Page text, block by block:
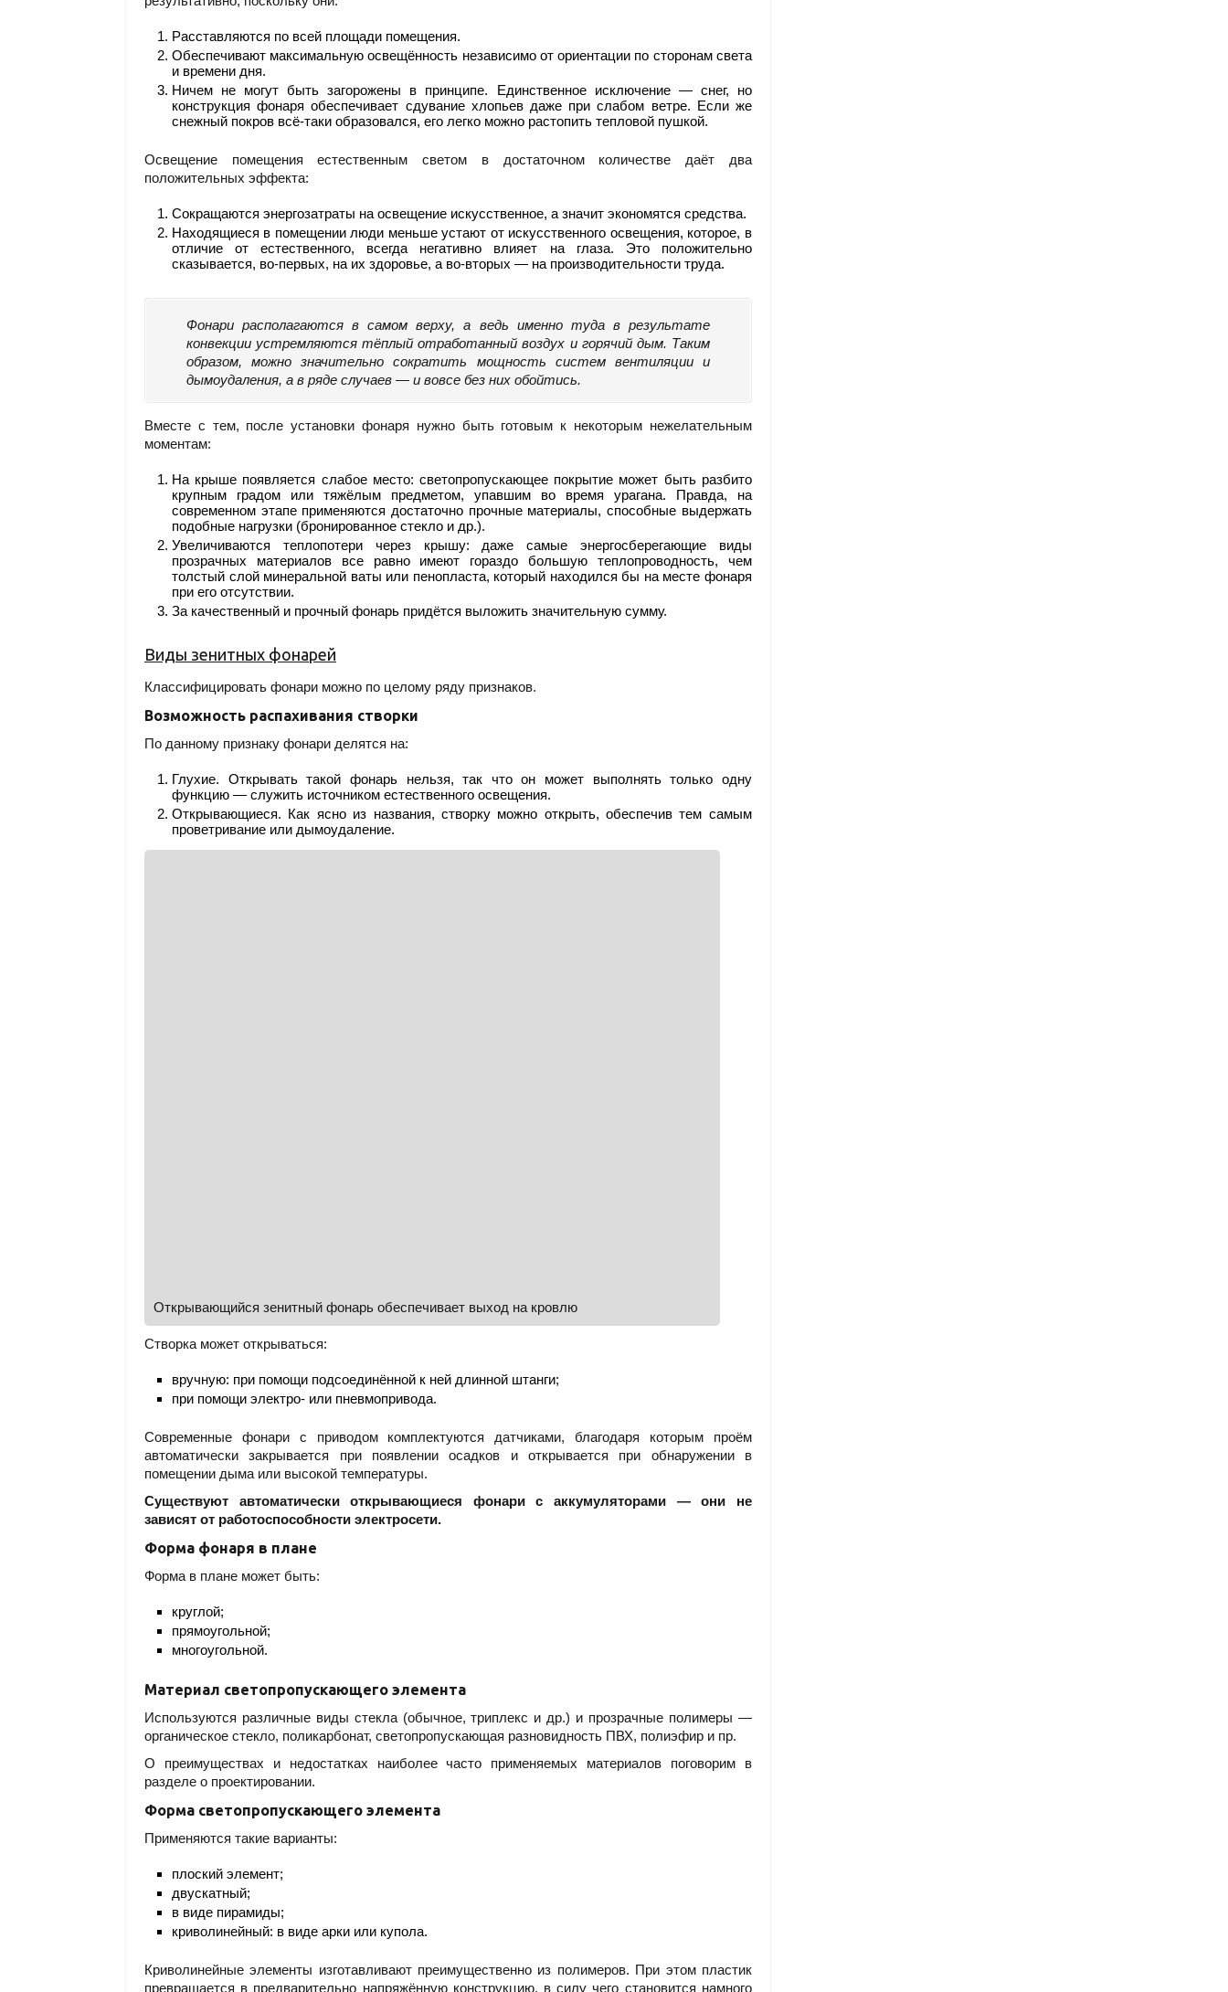
Расставляются по всей площади помещения.
Обеспечивают максимальную освещённость независимо от ориентации по сторонам света
и времени дня.
Ничем не могут быть загорожены в принципе. Единственное исключение — снег, но
конструкция фонаря обеспечивает сдувание хлопьев даже при слабом ветре. Если же
снежный покров всё-таки образовался, его легко можно растопить тепловой пушкой.
Освещение помещения естественным светом в достаточном количестве даёт два
положительных эффекта:
Сокращаются энергозатраты на освещение искусственное, а значит экономятся средства.
Находящиеся в помещении люди меньше устают от искусственного освещения, которое, в
отличие от естественного, всегда негативно влияет на глаза. Это положительно
сказывается, во-первых, на их здоровье, а во-вторых — на производительности труда.
Фонари располагаются в самом верху, а ведь именно туда в результате
конвекции устремляются тёплый отработанный воздух и горячий дым. Таким
образом, можно значительно сократить мощность систем вентиляции и
дымоудаления, а в ряде случаев — и вовсе без них обойтись.
Вместе с тем, после установки фонаря нужно быть готовым к некоторым нежелательным
моментам:
На крыше появляется слабое место: светопропускающее покрытие может быть разбито
крупным градом или тяжёлым предметом, упавшим во время урагана. Правда, на
современном этапе применяются достаточно прочные материалы, способные выдержать
подобные нагрузки (бронированное стекло и др.).
Увеличиваются теплопотери через крышу: даже самые энергосберегающие виды
прозрачных материалов все равно имеют гораздо большую теплопроводность, чем
толстый слой минеральной ваты или пенопласта, который находился бы на месте фонаря
при его отсутствии.
За качественный и прочный фонарь придётся выложить значительную сумму.
Виды зенитных фонарей
Классифицировать фонари можно по целому ряду признаков.
Возможность распахивания створки
По данному признаку фонари делятся на:
Глухие. Открывать такой фонарь нельзя, так что он может выполнять только одну
функцию — служить источником естественного освещения.
Открывающиеся. Как ясно из названия, створку можно открыть, обеспечив тем самым
проветривание или дымоудаление.
Открывающийся зенитный фонарь обеспечивает выход на кровлю
Створка может открываться:
вручную: при помощи подсоединённой к ней длинной штанги;
при помощи электро- или пневмопривода.
Современные фонари с приводом комплектуются датчиками, благодаря которым проём
автоматически закрывается при появлении осадков и открывается при обнаружении в
помещении дыма или высокой температуры.
Существуют автоматически открывающиеся фонари с аккумуляторами — они не
зависят от работоспособности электросети.
Форма фонаря в плане
Форма в плане может быть:
круглой;
прямоугольной;
многоугольной.
Материал светопропускающего элемента
Используются различные виды стекла (обычное, триплекс и др.) и прозрачные полимеры —
органическое стекло, поликарбонат, светопропускающая разновидность ПВХ, полиэфир и пр.
О преимуществах и недостатках наиболее часто применяемых материалов поговорим в
разделе о проектировании.
Форма светопропускающего элемента
Применяются такие варианты:
плоский элемент;
двускатный;
в виде пирамиды;
криволинейный: в виде арки или купола.
Криволинейные элементы изготавливают преимущественно из полимеров. При этом пластик
превращается в предварительно напряжённую конструкцию, в силу чего становится намного